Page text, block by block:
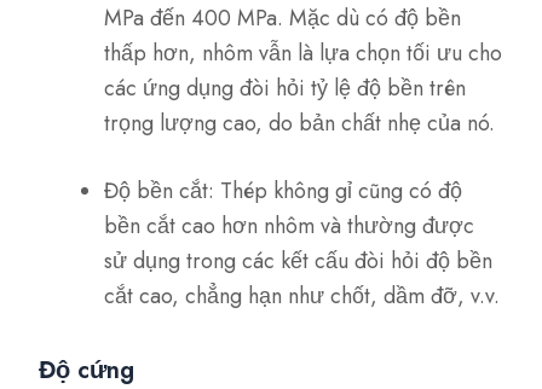
MPa đến 400 MPa. Mặc dù có độ bền
thấp hơn, nhôm vẫn là lựa chọn tối ưu cho
các ứng dụng đòi hỏi tỷ lệ độ bền trên
trọng lượng cao, do bản chất nhẹ của nó.
Độ bền cắt: Thép không gỉ cũng có độ
bền cắt cao hơn nhôm và thường được
sử dụng trong các kết cấu đòi hỏi độ bền
cắt cao, chẳng hạn như chốt, dầm đỡ, v.v.
Độ cứng